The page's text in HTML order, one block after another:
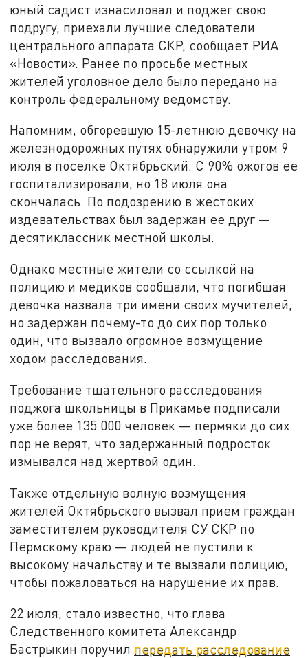
юный садист изнасиловал и поджег свою
подругу, приехали лучшие следователи
центрального аппарата СКР, сообщает РИА
«Новости». Ранее по просьбе местных
жителей уголовное дело было передано на
контроль федеральному ведомству.
Напомним, обгоревшую 15-летнюю девочку на
железнодорожных путях обнаружили утром 9
июля в поселке Октябрьский. С 90% ожогов ее
госпитализировали, но 18 июля она
скончалась. По подозрению в жестоких
издевательствах был задержан ее друг —
десятиклассник местной школы.
Однако местные жители со ссылкой на
полицию и медиков сообщали, что погибшая
девочка назвала три имени своих мучителей,
но задержан почему-то до сих пор только
один, что вызвало огромное возмущение
ходом расследования.
Требование тщательного расследования
поджога школьницы в Прикамье подписали
уже более 135 000 человек — пермяки до сих
пор не верят, что задержанный подросток
измывался над жертвой один.
Также отдельную волную возмущения
жителей Октябрьского вызвал прием граждан
заместителем руководителя СУ СКР по
Пермскому краю — людей не пустили к
высокому начальству и те вызвали полицию,
чтобы пожаловаться на нарушение их прав.
22 июля, стало известно, что глава
Следственного комитета Александр
Бастрыкин поручил передать расследование